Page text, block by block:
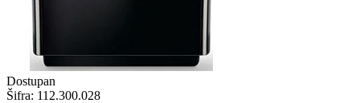
Dostupan
Šifra: 112.300.028